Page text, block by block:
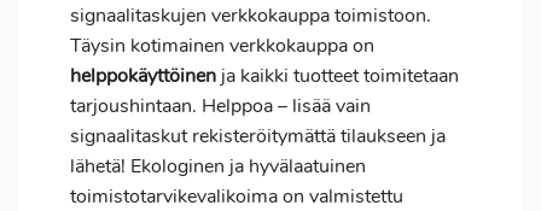
signaalitaskujen verkkokauppa toimistoon.
Täysin kotimainen verkkokauppa on
helppokäyttöinen ja kaikki tuotteet toimitetaan
tarjoushintaan. Helppoa – lisää vain
signaalitaskut rekisteröitymättä tilaukseen ja
lähetä! Ekologinen ja hyvälaatuinen
toimistotarvikevalikoima on valmistettu